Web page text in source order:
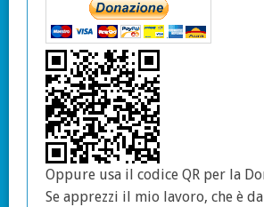
Oppure usa il codice QR per la
Se apprezzi il mio lavoro, che è